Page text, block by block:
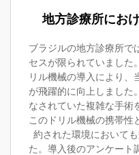
地方診療所にお
ブラジルの地方診療所で
セスが限られていました
リル機械の導入により、
が飛躍的に向上しました
なされていた複雑な手術
このドリル機械の携帯性
約された環境において
た。導入後のアンケート